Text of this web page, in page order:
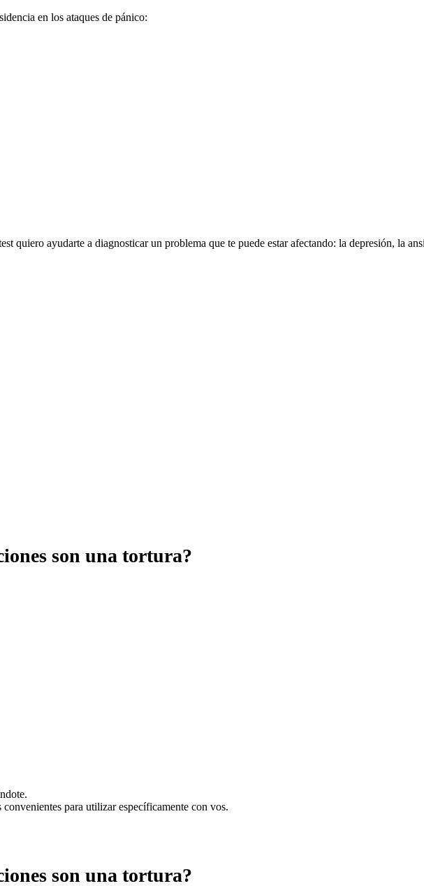
en los ataques de pánico:
quiero ayudarte a diagnosticar un problema que te puede estar afectando: la depresión, la
son una tortura?
para utilizar específicamente con vos.
son una tortura?